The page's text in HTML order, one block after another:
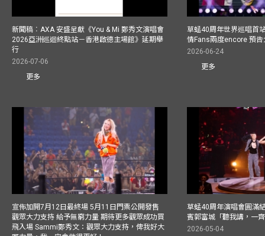
新聞稿︰AXA 安盛呈獻《You & Mi 鄭秀文演唱會
2026亞洲巡迴終點站－香港啟德主場館》延期舉
行
2026-07-06
更多
草蜢40周年世界巡唱首
情Fans兩度encore 預
2026-06-24
更多
宣佈加開7月12日最終場 5月11日門票公開發售
觀眾大力支持 給予無窮力量 期待更多觀眾成功買
飛入場 Sammi鄭秀文：觀眾大力支持，俾我好大
草蜢40周年演唱會圓滿
賓郭富城「聽我講，一
2026-05-04